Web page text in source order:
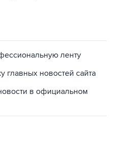
ленту
главных новостей сайта
в официальном